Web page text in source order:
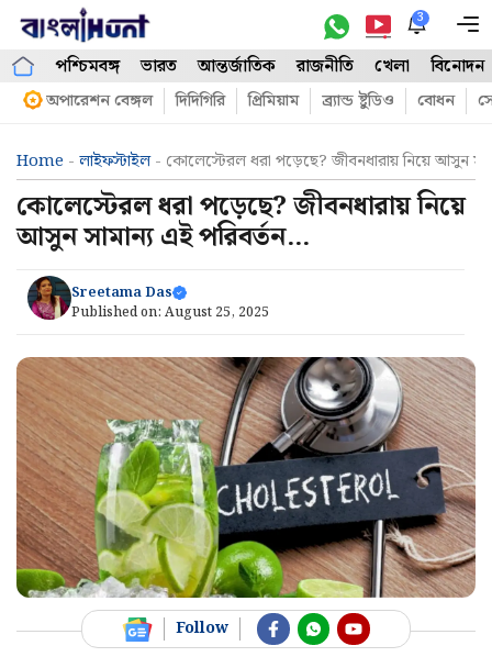
Skip
content
3
পশ্চিমবঙ্গ ভারত আন্তর্জাতিক রাজনীতি খেলা বিনোদন
অপারেশন বেঙ্গল দিদিগিরি প্রিমিয়াম ব্র্যান্ড ষ্টুডিও বোধন
Home - লাইফস্টাইল- কোলেস্টেরল ধরা পড়েছে? জীবনধারায় নিয়ে আসুন
কোলেস্টেরল ধরা পড়েছে? জীবনধারায় নিয়ে
আসুন সামান্য এই পরিবর্তন…
Sreetama Das
Published on: August 25, 2025
Follow